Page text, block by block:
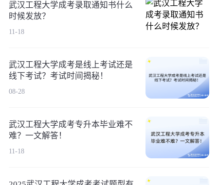
武汉工程大学成考录取通知书什么
时候发放？
11-18
武汉工程大学成考是线上考试还是
线下考试？考试时间揭秘！
08-28
武汉工程大学成考专升本毕业难不
难？一文解答！
11-18